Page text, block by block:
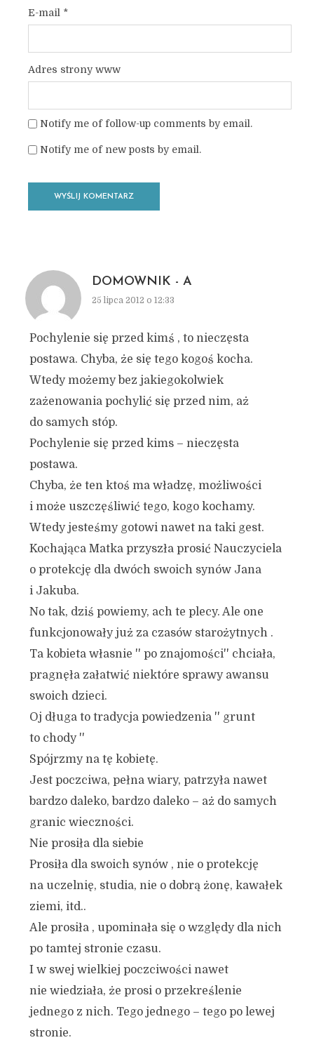
E-mail *
Adres strony www
Notify me of follow-up comments by email.
Notify me of new posts by email.
DOMOWNIK - A
25 lipca 2012 o 12:33
Pochylenie się przed kimś , to nieczęsta
postawa. Chyba, że się tego kogoś kocha.
Wtedy możemy bez jakiegokolwiek
zażenowania pochylić się przed nim, aż
do samych stóp.
Pochylenie się przed kims – nieczęsta
postawa.
Chyba, że ten ktoś ma władzę, możliwości
i może uszczęśliwić tego, kogo kochamy.
Wtedy jesteśmy gotowi nawet na taki gest.
Kochająca Matka przyszła prosić Nauczyciela
o protekcję dla dwóch swoich synów Jana
i Jakuba.
No tak, dziś powiemy, ach te plecy. Ale one
funkcjonowały już za czasów starożytnych .
Ta kobieta własnie '' po znajomości'' chciała,
pragnęła załatwić niektóre sprawy awansu
swoich dzieci.
Oj długa to tradycja powiedzenia '' grunt
to chody ''
Spójrzmy na tę kobietę.
Jest poczciwa, pełna wiary, patrzyła nawet
bardzo daleko, bardzo daleko – aż do samych
granic wieczności.
Nie prosiła dla siebie
Prosiła dla swoich synów , nie o protekcję
na uczelnię, studia, nie o dobrą żonę, kawałek
ziemi, itd..
Ale prosiła , upominała się o względy dla nich
po tamtej stronie czasu.
I w swej wielkiej poczciwości nawet
nie wiedziała, że prosi o przekreślenie
jednego z nich. Tego jednego – tego po lewej
stronie.